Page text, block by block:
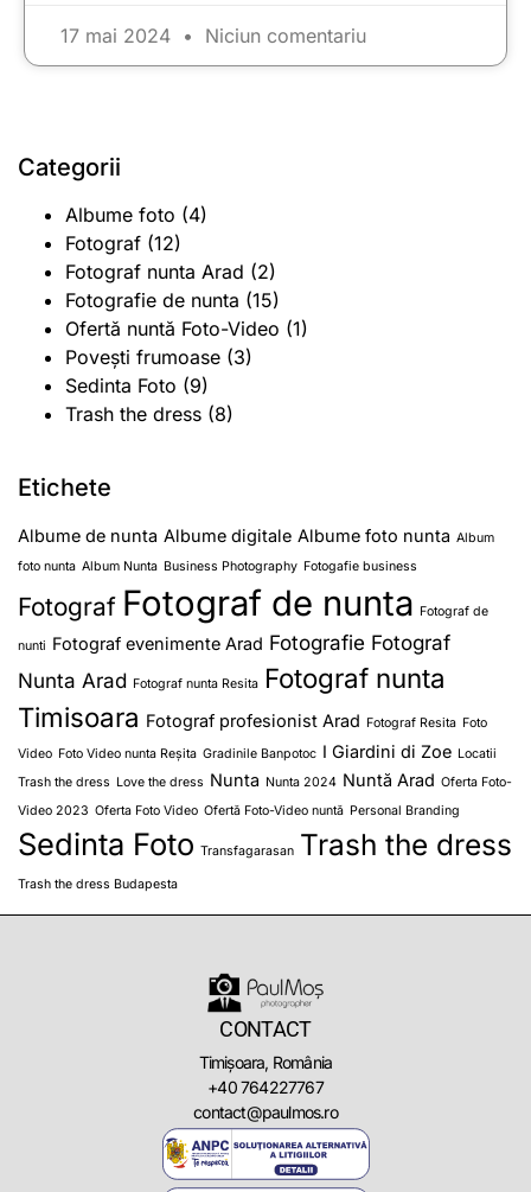
17 mai 2024 Niciun comentariu
Categorii
Albume foto (4)
Fotograf (12)
Fotograf nunta Arad (2)
Fotografie de nunta (15)
Ofertă nuntă Foto-Video (1)
Povești frumoase (3)
Sedinta Foto (9)
Trash the dress (8)
Etichete
Albume de nunta Albume digitale Albume foto nunta Album
foto nunta Album Nunta Business Photography Fotogafie business
Fotograf Fotograf de nunta Fotograf de
nunti Fotograf evenimente Arad Fotografie Fotograf
Nunta Arad Fotograf nunta Resita Fotograf nunta
Timisoara Fotograf profesionist Arad Fotograf Resita Foto
Video Foto Video nunta Reșita Gradinile Banpotoc I Giardini di Zoe Locatii
Trash the dress Love the dress Nunta Nunta 2024 Nuntă Arad Oferta Foto-
Video 2023 Oferta Foto Video Ofertă Foto-Video nuntă Personal Branding
Sedinta Foto Transfagarasan Trash the dress
Trash the dress Budapesta
CONTACT
Timișoara, România
+40 764227767
contact@paulmos.ro